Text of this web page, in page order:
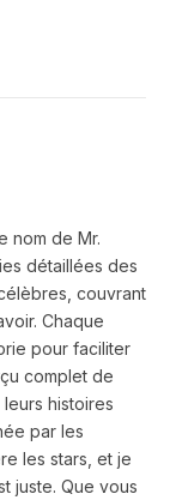
nom de Mr.
détaillées des
couvrant
Chaque
pour faciliter
complet de
histoires
par les
les stars, et je
juste. Que vous